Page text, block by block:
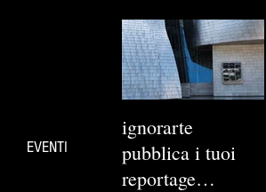
EVENTI
ignorarte
pubblica i tuoi
reportage